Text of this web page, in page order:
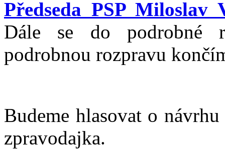
Předseda PSP Miloslav
Dále se do podrobné
podrobnou rozpravu
Budeme hlasovat o
zpravodajka.